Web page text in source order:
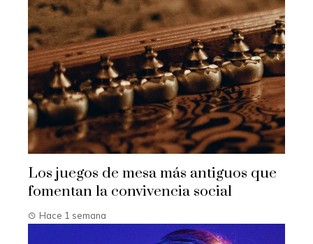
Los juegos de mesa más antiguos que
fomentan la convivencia social
Hace 1 semana